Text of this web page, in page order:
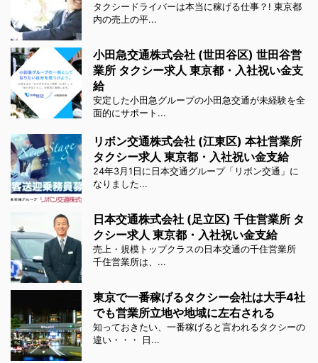
タクシードライバーは本当に稼げる仕事？! 東京都
内の売上の平...
小田急交通株式会社 (世田谷区) 世田谷営
業所 タクシー求人 東京都・入社祝い金支
給
安定した小田急グループの小田急交通が未経験を全
面的にサポート...
リボン交通株式会社 (江東区) 本社営業所
タクシー求人 東京都・入社祝い金支給
24年3月1日に日本交通グループ「リボン交通」に
なりました...
日本交通株式会社 (足立区) 千住営業所 タ
クシー求人 東京都・入社祝い金支給
売上・規模トップクラスの日本交通の千住営業所
千住営業所は、...
東京で一番稼げるタクシー会社は大手4社
でも営業所立地や地域に左右される
知っておきたい、一番稼げると言われるタクシーの
違い・・・ 日...